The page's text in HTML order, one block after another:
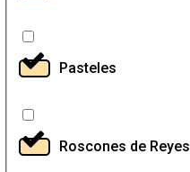
Pasteles
Roscones de Reyes